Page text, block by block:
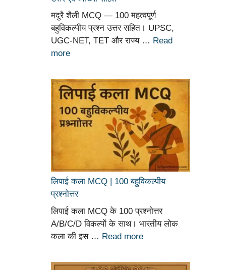
मदुरै शैली MCQ — 100 महत्वपूर्ण
बहुविकल्पीय प्रश्न उत्तर सहित। UPSC,
UGC-NET, TET और राज्य … Read
more
लिपाई कला MCQ | 100 बहुविकल्पीय
प्रश्नोत्तर
लिपाई कला MCQ के 100 प्रश्नोत्तर
A/B/C/D विकल्पों के साथ। भारतीय लोक
कला की इस … Read more